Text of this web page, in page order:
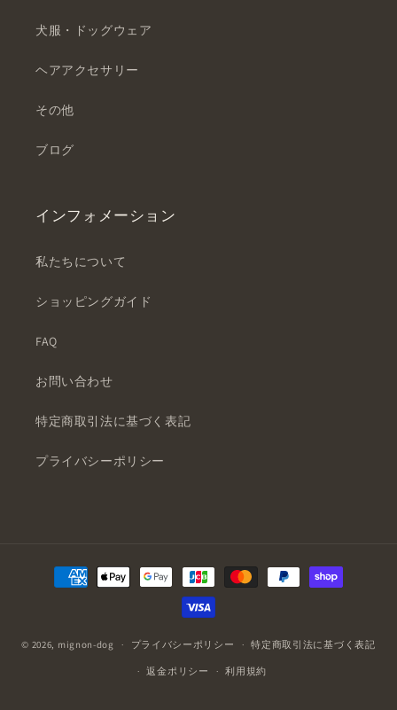
犬服・ドッグウェア
ヘアアクセサリー
その他
ブログ
インフォメーション
私たちについて
ショッピングガイド
FAQ
お問い合わせ
特定商取引法に基づく表記
プライバシーポリシー
法
© 2026, mignon-dog プライバシーポリシー 特定商取引法に基づく表記
返金ポリシー 利用規約